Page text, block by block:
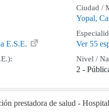
E.S.E.
Ciudad /
Yopal,
Ver 55
Nivel /
2 -
prestadora de salud -